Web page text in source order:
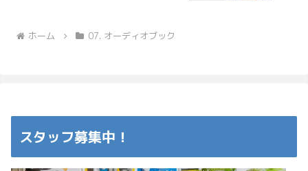
ホーム 07. オーディオブック
スタッフ募集中！